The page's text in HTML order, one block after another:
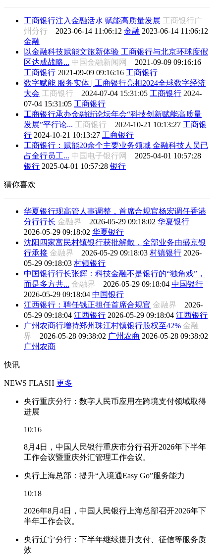
工商银行注入金融活水 赋能高质量发展 工商银行广
州分行 2023-06-14 11:06:12 金融 2023-06-14 11:06:12
金融
以金融科技赋能文旅新体验 工商银行与北京环球度假
区达成战略... 中国金融新闻网 2021-09-09 09:16:16
工商银行 2021-09-09 09:16:16 工商银行
数字赋能 服务实体 | 工商银行亮相2024全球数字经济
大会 工商银行 2024-07-04 15:31:05 工商银行 2024-
07-04 15:31:05 工商银行
工商银行承办金融街论坛年会“科技创新赋能高质量
发展”平行论... 工商银行 2024-10-21 10:13:27 工商银
行 2024-10-21 10:13:27 工商银行
工商银行：赋能20余个主要业务领域 金融科技人员已
占全行员工... 中国电子银行网 2025-04-01 10:57:28
银行 2025-04-01 10:57:28 银行
猜你喜欢
华夏银行现高管人事调整，首席合规官杨宏调任香港
分行行长 金融界 2026-05-29 09:18:02 华夏银行
2026-05-29 09:18:02 华夏银行
沈阳四家富民村镇银行获批解散，全部业务由盛京银
行承接 金融界 2026-05-29 09:18:03 村镇银行 2026-
05-29 09:18:03 村镇银行
中国银行行长张辉：科技金融不是银行的“独角戏”，
而是多方共... 金融界 2026-05-29 09:18:04 中国银行
2026-05-29 09:18:04 中国银行
江西银行：聘任钱正担任首席合规官 金融界 2026-
05-29 09:18:04 江西银行 2026-05-29 09:18:04 江西银行
广州农商行增持郑州珠江村镇银行股权至42% 金融
界 2026-05-28 09:38:02 广州农商 2026-05-28 09:38:02
广州农商
快讯
NEWS FLASH 更多
央行重庆分行：数字人民币应用在跨境支付领域取得
进展
10:16
8月4日，中国人民银行重庆市分行召开2026年下半年
工作会议暨重庆外汇管理工作会议。
央行上海总部：提升“入境通Easy Go”服务能力
10:18
2026年8月4日，中国人民银行上海总部召开2026年下
半年工作会议。
央行辽宁分行：下半年继续提升支付、征信等服务质
效